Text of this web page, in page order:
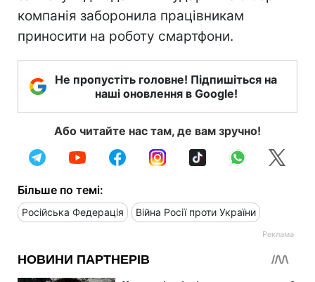
компанія заборонила працівникам
приносити на роботу смартфони.
Не пропустіть головне! Підпишіться на
наші оновлення в Google!
Або читайте нас там, де вам зручно!
Більше по темі:
Російська Федерація Війна Росії проти України